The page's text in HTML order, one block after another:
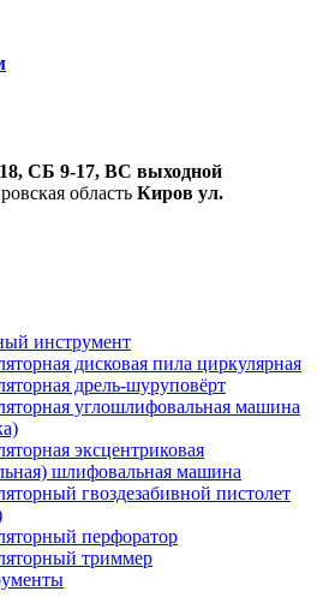
, СБ 9-17, ВС выходной
область Киров ул.
инструмент
дисковая пила циркулярная
дрель-шуруповёрт
углошлифовальная машина
эксцентриковая
шлифовальная машина
гвоздезабивной пистолет
перфоратор
триммер